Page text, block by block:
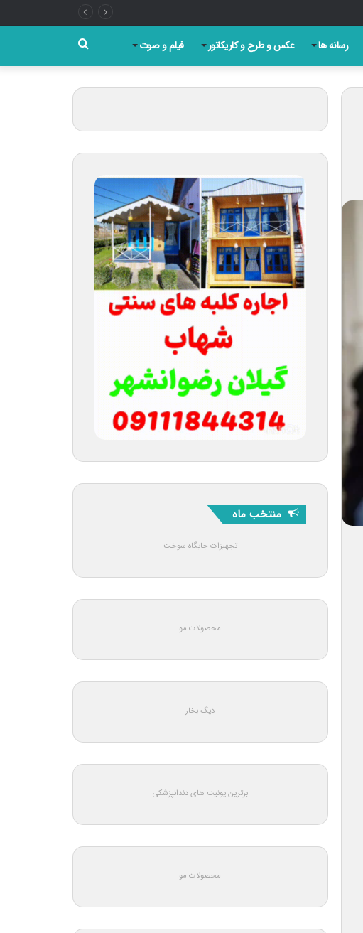
رسانه ها عکس و طرح و کاریکاتور فیلم و صوت
برای
منتخب ماه
تجهیزات جایگاه سوخت
محصولات مو
دیگ بخار
برترین یونیت های دندانپزشکی
محصولات مو